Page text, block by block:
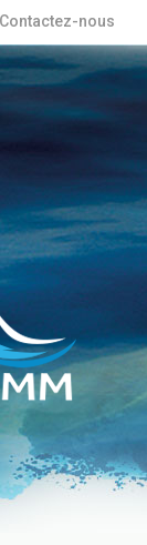
Contactez-nous